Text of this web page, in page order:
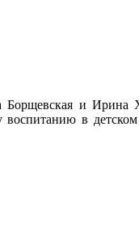
и Ирина
в